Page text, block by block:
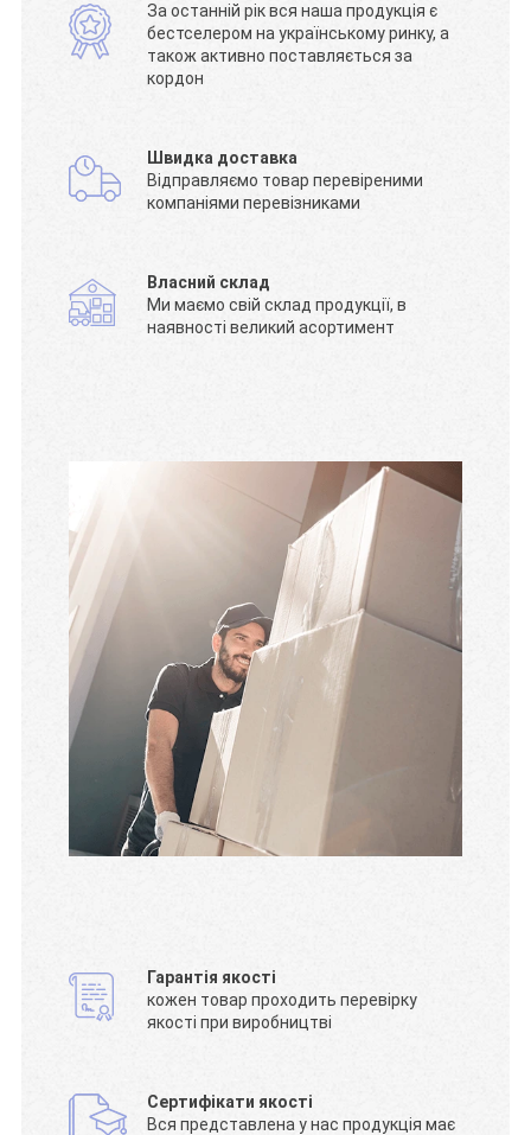
За останній рік вся наша продукція є
бестселером на українському ринку, а
також активно поставляється за
кордон
Швидка доставка
Відправляємо товар перевіреними
компаніями перевізниками
Власний склад
Ми маємо свій склад продукції, в
наявності великий асортимент
Гарантія якості
кожен товар проходить перевірку
якості при виробництві
Сертифікати якості
Вся представлена у нас продукція має